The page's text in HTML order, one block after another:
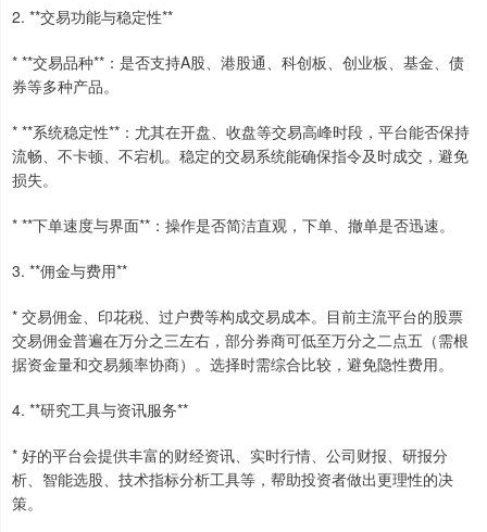
2. **交易功能与稳定性**
* **交易品种**：是否支持A股、港股通、科创板、创业板、基金、债
券等多种产品。
* **系统稳定性**：尤其在开盘、收盘等交易高峰时段，平台能否保持
流畅、不卡顿、不宕机。稳定的交易系统能确保指令及时成交，避免
损失。
* **下单速度与界面**：操作是否简洁直观，下单、撤单是否迅速。
3. **佣金与费用**
* 交易佣金、印花税、过户费等构成交易成本。目前主流平台的股票
交易佣金普遍在万分之三左右，部分券商可低至万分之二点五（需根
据资金量和交易频率协商）。选择时需综合比较，避免隐性费用。
4. **研究工具与资讯服务**
* 好的平台会提供丰富的财经资讯、实时行情、公司财报、研报分
析、智能选股、技术指标分析工具等，帮助投资者做出更理性的决
策。